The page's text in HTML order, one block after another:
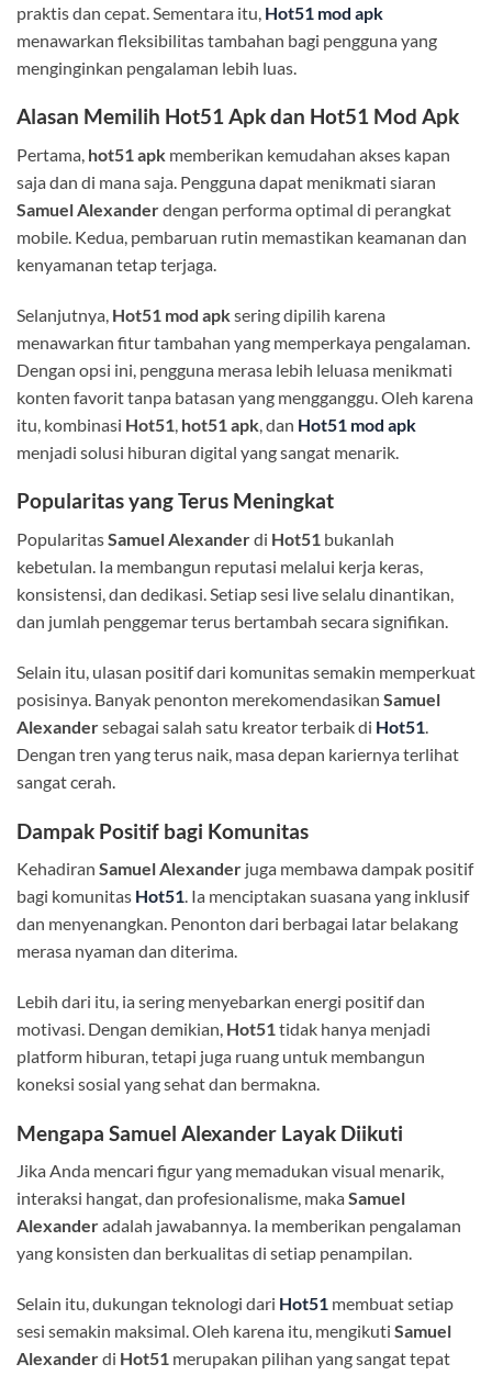
praktis dan cepat. Sementara itu, Hot51 mod apk
menawarkan fleksibilitas tambahan bagi pengguna yang
menginginkan pengalaman lebih luas.
Alasan Memilih Hot51 Apk dan Hot51 Mod Apk
Pertama, hot51 apk memberikan kemudahan akses kapan
saja dan di mana saja. Pengguna dapat menikmati siaran
Samuel Alexanderdengan performa optimal di perangkat
mobile. Kedua, pembaruan rutin memastikan keamanan dan
kenyamanan tetap terjaga.
Selanjutnya, Hot51 mod apksering dipilih karena
menawarkan fitur tambahan yang memperkaya pengalaman.
Dengan opsi ini, pengguna merasa lebih leluasa menikmati
konten favorit tanpa batasan yang mengganggu. Oleh karena
itu, kombinasi Hot51 hot51 apk , dan Hot51 mod apk
menjadi solusi hiburan digital yang sangat menarik.
Popularitas yang Terus Meningkat
PopularitasSamuel Alexanderdi Hot51 bukanlah
kebetulan. Ia membangun reputasi melalui kerja keras,
konsistensi, dan dedikasi. Setiap sesi live selalu dinantikan,
dan jumlah penggemar terus bertambah secara signifikan.
Selain itu, ulasan positif dari komunitas semakin memperkuat
posisinya. Banyak penonton merekomendasikan Samuel
Alexandersebagai salah satu kreator terbaik di Hot51.
Dengan tren yang terus naik, masa depan kariernya terlihat
sangat cerah.
Dampak Positif bagi Komunitas
Kehadiran Samuel Alexander juga membawa dampak positif
bagi komunitas Hot51. Ia menciptakan suasana yang inklusif
dan menyenangkan. Penonton dari berbagai latar belakang
merasa nyaman dan diterima.
Lebih dari itu, ia sering menyebarkan energi positif dan
motivasi. Dengan demikian, Hot51tidak hanya menjadi
platform hiburan, tetapi juga ruang untuk membangun
koneksi sosial yang sehat dan bermakna.
Mengapa Samuel Alexander Layak Diikuti
Jika Anda mencari figur yang memadukan visual menarik,
interaksi hangat, dan profesionalisme, makaSamuel
Alexanderadalah jawabannya. Ia memberikan pengalaman
yang konsisten dan berkualitas di setiap penampilan.
Selain itu, dukungan teknologi dari Hot51 membuat setiap
sesi semakin maksimal. Oleh karena itu, mengikuti Samuel
Alexanderdi Hot51 merupakan pilihan yang sangat tepat